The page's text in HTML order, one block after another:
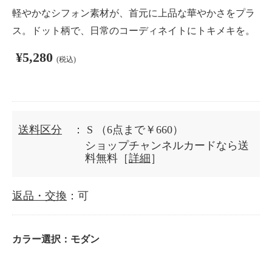
軽やかなシフォン素材が、首元に上品な華やかさをプラ
ス。ドット柄で、日常のコーディネイトにトキメキを。
¥5,280 (税込)
送料区分 ： S
（6点まで￥660）
ショップチャンネルカードなら送
料無料［詳細 ］
返品・交換 ：可
カラー選択： モダン